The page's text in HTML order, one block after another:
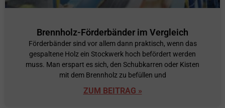
Brennholz-Förderbänder im Vergleich
Förderbänder sind vor allem dann praktisch, wenn das
gespaltene Holz ein Stockwerk hoch befördert werden
muss. Man erspart es sich, den Schubkarren oder Kisten
mit dem Brennholz zu befüllen und
ZUM BEITRAG »